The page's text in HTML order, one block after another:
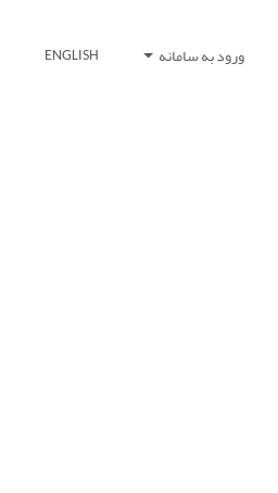
ورود به سامانه ENGLISH